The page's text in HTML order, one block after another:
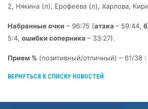
2, Някина (л), Ерофеева (л), Харлова,
Набранные очки – 96:75 (атака – 59:44,
5:4, ошибкисоперника – 33:27).
Прием % (позитивный/отличный) – 61/38
ВЕРНУТЬСЯ К СПИСКУ НОВОСТЕЙ